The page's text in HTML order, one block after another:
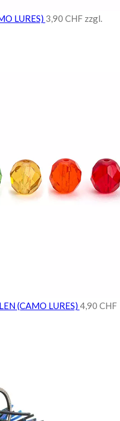
LURES) 3,90 CHF zzgl.
(CAMO LURES) 4,90 CHF